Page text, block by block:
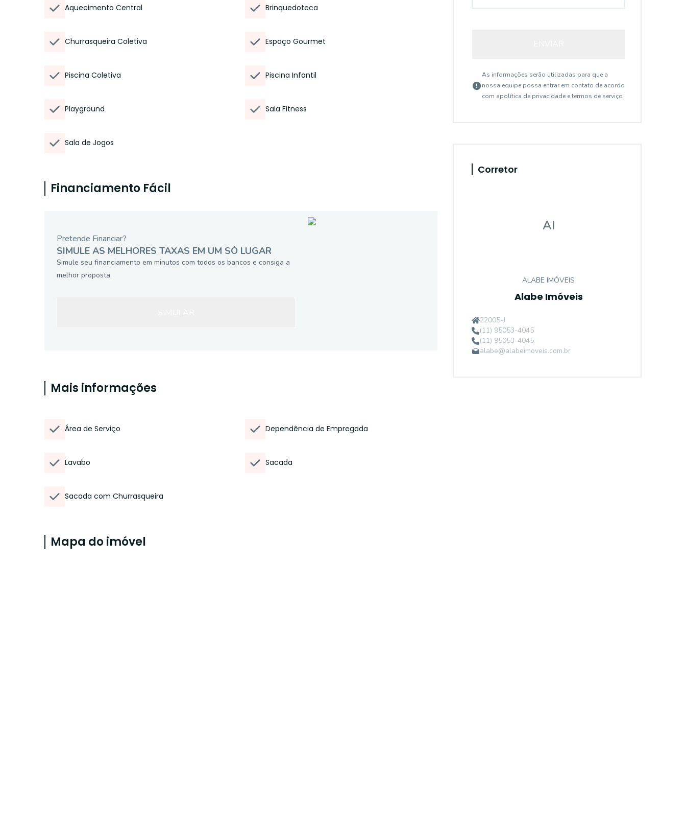
Aquecimento Central Brinquedoteca
Churrasqueira Coletiva Espaço Gourmet
Piscina Coletiva Piscina Infantil
Playground Sala Fitness
Sala de Jogos
Financiamento Fácil
Pretende Financiar?
SIMULE AS MELHORES TAXAS EM UM SÓ LUGAR
Simule seu financiamento em minutos com todos os bancos e consiga a
melhor proposta.
Mais informações
Área de Serviço Dependência de Empregada
Lavabo Sacada
Sacada com Churrasqueira
Mapa do imóvel
As informações serão utilizadas para que a
nossa equipe possa entrar em contato de acordo
com apolítica de privacidade e termos de serviço
Corretor
AI
ALABE IMÓVEIS
Alabe Imóveis
22005-J
(11) 95053-4045
(11) 95053-4045
alabe@alabeimoveis.com.br